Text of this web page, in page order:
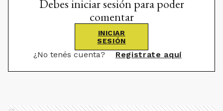
Debes iniciar sesión para poder
comentar
INICIAR
SESIÓN
¿No tenés cuenta? Registrate aquí
Ads